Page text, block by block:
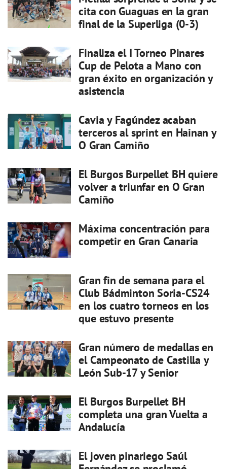
cita con Guaguas en la gran
final de la Superliga (0-3)
Finaliza el I Torneo Pinares
Cup de Pelota a Mano con
gran éxito en organización y
asistencia
Cavia y Fagúndez acaban
terceros al sprint en Hainan y
O Gran Camiño
El Burgos Burpellet BH quiere
volver a triunfar en O Gran
Camiño
Máxima concentración para
competir en Gran Canaria
Gran fin de semana para el
Club Bádminton Soria-CS24
en los cuatro torneos en los
que estuvo presente
Gran número de medallas en
el Campeonato de Castilla y
León Sub-17 y Senior
El Burgos Burpellet BH
completa una gran Vuelta a
Andalucía
El joven pinariego Saúl